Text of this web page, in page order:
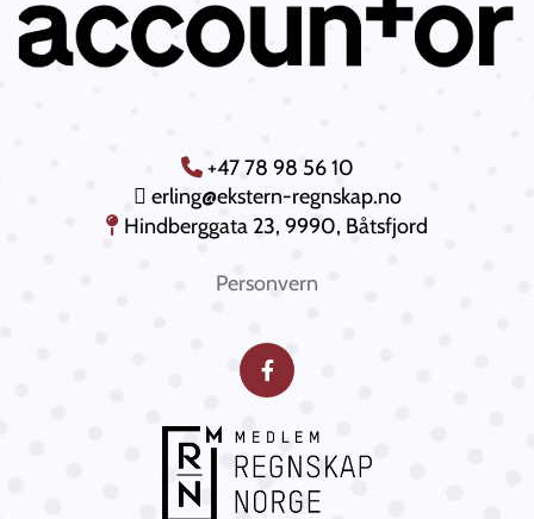
+47 78 98 56 10
 erling@ekstern-regnskap.no
 Hindberggata 23, 9990, Båtsfjord
Personvern